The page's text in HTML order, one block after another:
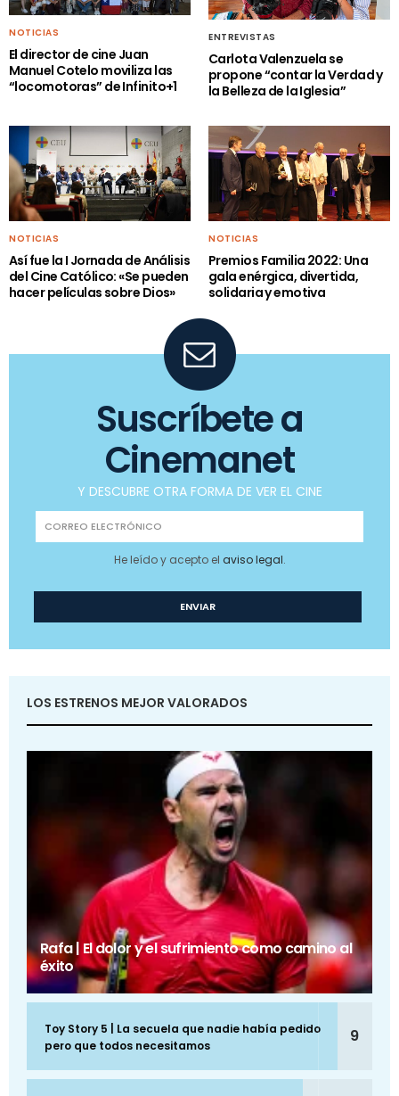
NOTICIAS
El director de cine Juan
Manuel Cotelo moviliza las
“locomotoras” de Infinito+1
ENTREVISTAS
Carlota Valenzuela se
propone “contar la Verdad y
la Belleza de la Iglesia”
NOTICIAS
Así fue la I Jornada de Análisis
del Cine Católico: «Se pueden
hacer películas sobre Dios»
NOTICIAS
Premios Familia 2022: Una
gala enérgica, divertida,
solidaria y emotiva
Suscríbete a
Cinemanet
Y DESCUBRE OTRA FORMA DE VER EL CINE
He leído y acepto el aviso legal.
LOS ESTRENOS MEJOR VALORADOS
Rafa | El dolor y el sufrimiento como camino al
éxito
Toy Story 5 | La secuela que nadie había pedido
pero que todos necesitamos
9